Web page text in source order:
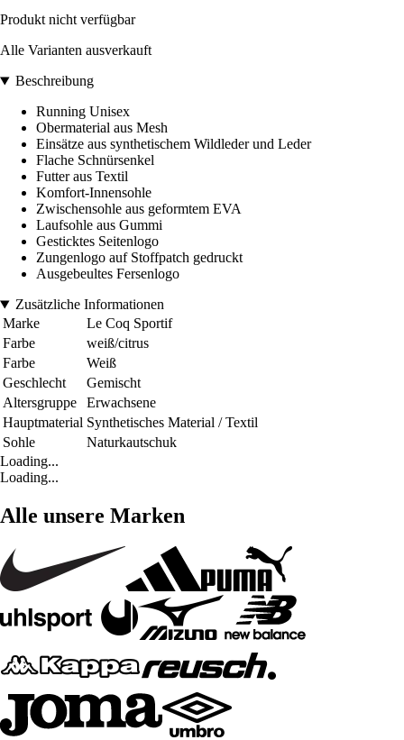
Produkt nicht verfügbar
Alle Varianten ausverkauft
Beschreibung
Running Unisex
Obermaterial aus Mesh
Einsätze aus synthetischem Wildleder und Leder
Flache Schnürsenkel
Futter aus Textil
Komfort-Innensohle
Zwischensohle aus geformtem EVA
Laufsohle aus Gummi
Gesticktes Seitenlogo
Zungenlogo auf Stoffpatch gedruckt
Ausgebeultes Fersenlogo
Zusätzliche Informationen
Marke
Le Coq Sportif
Farbe
weiß/citrus
Farbe
Weiß
Geschlecht
Gemischt
Altersgruppe
Erwachsene
Hauptmaterial Synthetisches Material / Textil
Sohle
Naturkautschuk
Loading...
Loading...
Alle unsere Marken